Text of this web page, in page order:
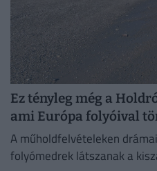
Ez tényleg még a
ami Európa folyóival
A műholdfelvételeken
folyómedrek látszanak a